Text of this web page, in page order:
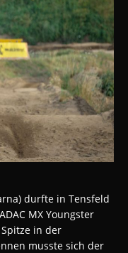
durfte in Tensfeld
MX Youngster
in der
musste sich der